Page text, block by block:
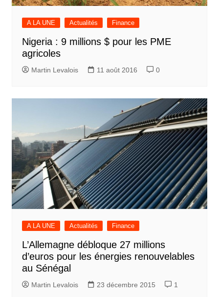
A LA UNE Actualités Finance
Nigeria : 9 millions $ pour les PME
agricoles
Martin Levalois 11 août 2016 0
A LA UNE Actualités Finance
L’Allemagne débloque 27 millions
d’euros pour les énergies renouvelables
au Sénégal
Martin Levalois 23 décembre 2015 1